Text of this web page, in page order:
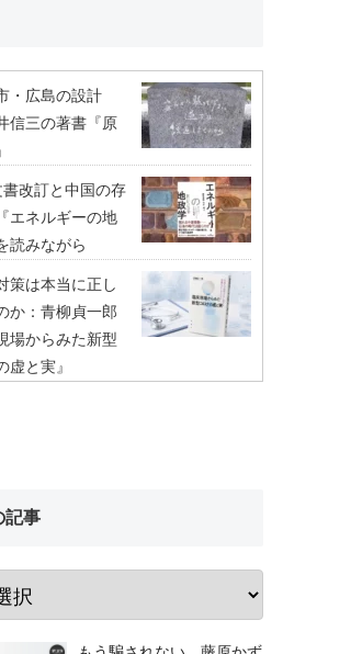
・広島の設計
信三の著書『原
改訂と中国の存
エネルギーの地
読みながら
策は本当に正し
か：青柳貞一郎
場からみた新型
虚と実』
記事